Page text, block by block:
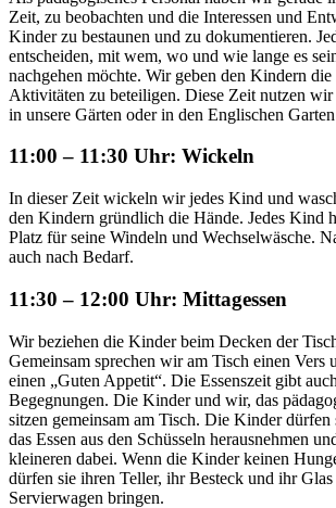
Zeit, zu beobachten und die Interessen und
Kinder zu bestaunen und zu dokumentieren.
entscheiden, mit wem, wo und wie lange es
nachgehen möchte. Wir geben den Kindern
Aktivitäten zu beteiligen. Diese Zeit nutzen wir
in unsere Gärten oder in den Englischen
11:00 – 11:30 Uhr: Wickeln
In dieser Zeit wickeln wir jedes Kind und
den Kindern gründlich die Hände. Jedes Kind
Platz für seine Windeln und Wechselwäsche.
auch nach Bedarf.
11:30 – 12:00 Uhr: Mittagessen
Wir beziehen die Kinder beim Decken der
Gemeinsam sprechen wir am Tisch einen Vers
einen „Guten Appetit“. Die Essenszeit gibt
Begegnungen. Die Kinder und wir, das
sitzen gemeinsam am Tisch. Die Kinder dürfen
das Essen aus den Schüsseln herausnehmen
kleineren dabei. Wenn die Kinder keinen
dürfen sie ihren Teller, ihr Besteck und ihr Glas
Servierwagen bringen.